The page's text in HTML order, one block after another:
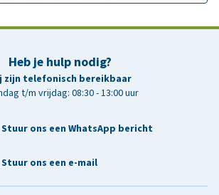
Heb je hulp nodig?
zijn telefonisch bereikbaar
t/m vrijdag: 08:30 - 13:00 uur
Stuur ons een WhatsApp bericht
Stuur ons een e-mail